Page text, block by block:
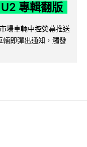
專輯翻版
場車輛中控熒幕推送
輛即彈出通知，觸發